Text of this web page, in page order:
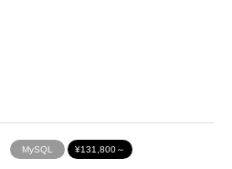
MySQL ¥131,800～